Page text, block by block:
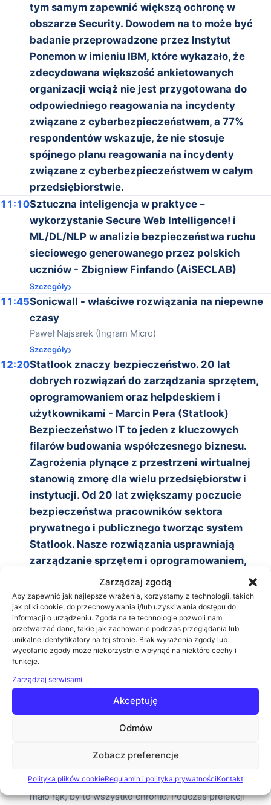
Zarządzaj zgodą
Aby zapewnić jak najlepsze wrażenia, korzystamy z technologii, takich
jak pliki cookie, do przechowywania i/lub uzyskiwania dostępu do
informacji o urządzeniu. Zgoda na te technologie pozwoli nam
przetwarzać dane, takie jak zachowanie podczas przeglądania lub
unikalne identyfikatory na tej stronie. Brak wyrażenia zgody lub
wycofanie zgody może niekorzystnie wpłynąć na niektóre cechy i
funkcje.
Zarządzaj serwisami
Akceptuję
Odmów
Zobacz preferencje
Polityka plików cookieRegulamin i polityka prywatnościKontakt
tym samym zapewnić większą ochronę w
obszarze Security. Dowodem na to może być
badanie przeprowadzone przez Instytut
Ponemon w imieniu IBM, które wykazało, że
zdecydowana większość ankietowanych
organizacji wciąż nie jest przygotowana do
odpowiedniego reagowania na incydenty
związane z cyberbezpieczeństwem, a 77%
respondentów wskazuje, że nie stosuje
spójnego planu reagowania na incydenty
związane z cyberbezpieczeństwem w całym
przedsiębiorstwie.
11:10Sztuczna inteligencja w praktyce –
wykorzystanie Secure Web Intelligence! i
ML/DL/NLP w analizie bezpieczeństwa ruchu
sieciowego generowanego przez polskich
uczniów - Zbigniew Finfando (AiSECLAB)
Szczegóły
11:45Sonicwall - właściwe rozwiązania na niepewne
czasy
Paweł Najsarek (Ingram Micro)
Szczegóły
12:20Statlook znaczy bezpieczeństwo. 20 lat
dobrych rozwiązań do zarządzania sprzętem,
oprogramowaniem oraz helpdeskiem i
użytkownikami - Marcin Pera (Statlook)
Bezpieczeństwo IT to jeden z kluczowych
filarów budowania współczesnego biznesu.
Zagrożenia płynące z przestrzeni wirtualnej
stanowią zmorę dla wielu przedsiębiorstw i
instytucji. Od 20 lat zwiększamy poczucie
bezpieczeństwa pracowników sektora
prywatnego i publicznego tworząc system
Statlook. Nasze rozwiązania usprawniają
zarządzanie sprzętem i oprogramowaniem,
ułatwiają audyt oprogramowania, istotnie
podnoszą poziom zabezpieczeń elementy
wrażliwych, w tym danych osobowych. Statlook
to także łatwa i szybka zdalna pomoc dla
użytkownika, a także najnowsze rozwiązanie –
wewnętrzny kanał zgłoszeń dla Sygnalistów.
12:55Zunifikowana platforma bezpieczeństwa
Forcepoint One upraszczająca bezpieczeństwo
Maciej Pawełczyk (Ingram Micro) Kiedy granice między
Cyberbezpieczeństwo stało się zbyt duże i złożone. Zbyt
aplikacji. Za dużo danych do ochrony. Za mało czasu i za
mało rąk, by to wszystko chronić. Podczas prelekcji